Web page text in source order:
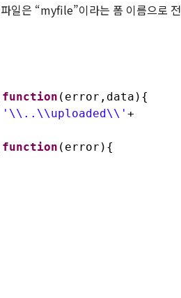
파일은 “myfile”이라는 폼 이름으로 전
function (error,data){
'\\..\\uploaded\\' +
function (error){